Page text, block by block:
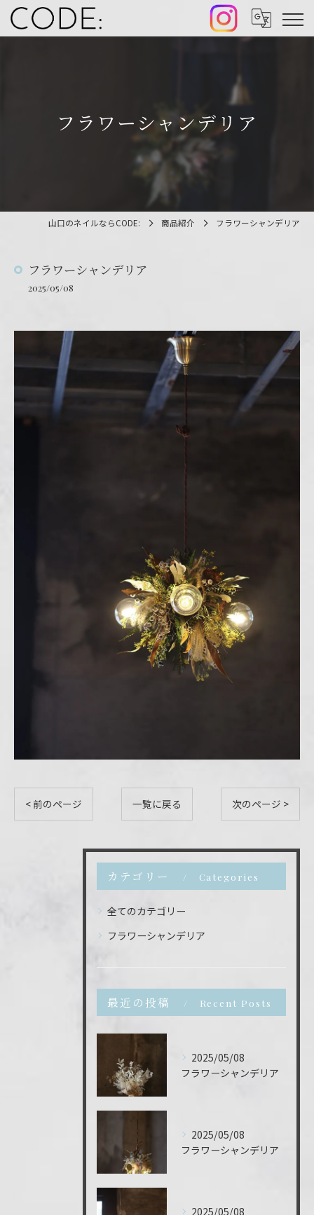
フラワーシャンデリア
山口のネイルならCODE: 商品紹介 フラワーシャンデリア
フラワーシャンデリア
2025/05/08
< 前のページ 一覧に戻る 次のページ >
カテゴリー Categories
全てのカテゴリー
フラワーシャンデリア
最近の投稿 Recent Posts
2025/05/08
フラワーシャンデリア
2025/05/08
フラワーシャンデリア
2025/05/08
ご予約はこちら